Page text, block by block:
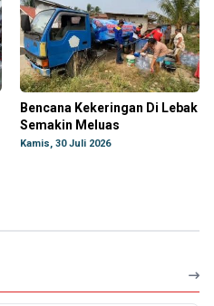
Bencana Kekeringan Di Lebak
Semakin Meluas
Kamis, 30 Juli 2026